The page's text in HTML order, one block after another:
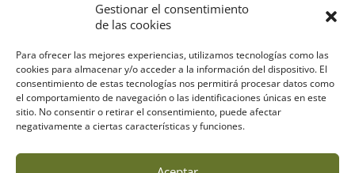
Gestionar el consentimiento
de las cookies
Para ofrecer las mejores experiencias, utilizamos tecnologías como las
cookies para almacenar y/o acceder a la información del dispositivo. El
consentimiento de estas tecnologías nos permitirá procesar datos como
el comportamiento de navegación o las identificaciones únicas en este
sitio. No consentir o retirar el consentimiento, puede afectar
negativamente a ciertas características y funciones.
Política de cookies